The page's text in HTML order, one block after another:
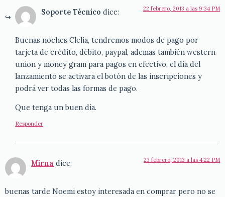
Soporte Técnico dice: 22 febrero, 2013 a las 9:34 PM
Buenas noches Clelia, tendremos modos de pago por
tarjeta de crédito, débito, paypal, ademas también western
union y money gram para pagos en efectivo, el día del
lanzamiento se activara el botón de las inscripciones y
podrá ver todas las formas de pago.
Que tenga un buen día.
Responder
Mirna dice: 23 febrero, 2013 a las 4:22 PM
buenas tarde Noemi estoy interesada en comprar pero no se